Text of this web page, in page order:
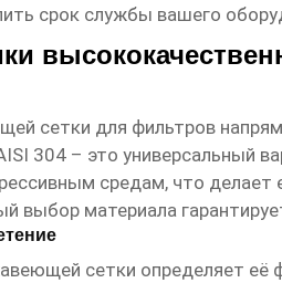
срок службы вашего
сетки для фильтров
304 – это универсальный
средам, что
выбор материала
сетки определяет её